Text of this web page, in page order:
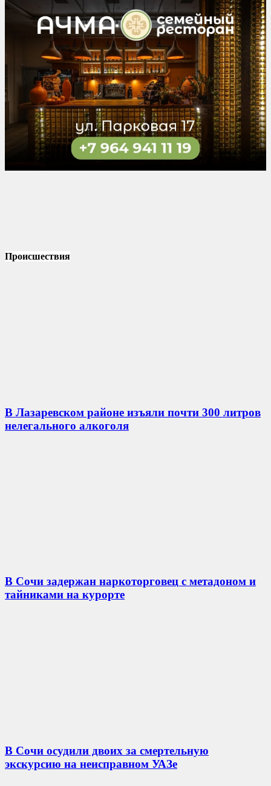
Происшествия
В Лазаревском районе изъяли почти 300 литров
нелегального алкоголя
В Сочи задержан наркоторговец с метадоном и
тайниками на курорте
В Сочи осудили двоих за смертельную
экскурсию на неисправном УАЗе